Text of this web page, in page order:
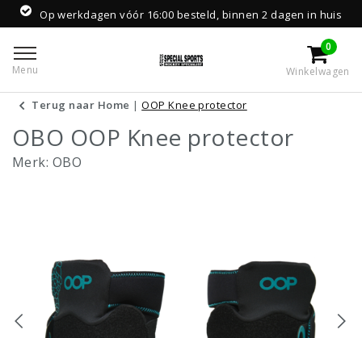
Op werkdagen vóór 16:00 besteld, binnen 2 dagen in huis
Menu
0
Winkelwagen
Terug naar Home |OOP Knee protector
OBO OOP Knee protector
Merk: OBO